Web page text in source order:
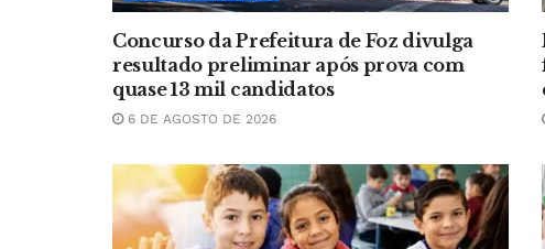
Concurso da Prefeitura de Foz divulga
resultado preliminar após prova com
quase 13 mil candidatos
6 DE AGOSTO DE 2026